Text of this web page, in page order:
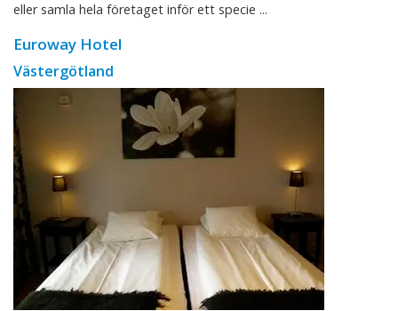
eller samla hela företaget inför ett specie ...
Euroway Hotel
Västergötland